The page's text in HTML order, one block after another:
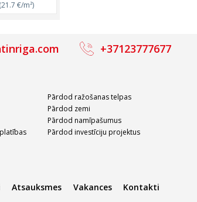
€/m²)
€/m²)
+37123777677
Pārdod ražošanas telpas
Pārdod zemi
Pārdod namīpašumus
Pārdod investīciju projektus
Atsauksmes Vakances Kontakti